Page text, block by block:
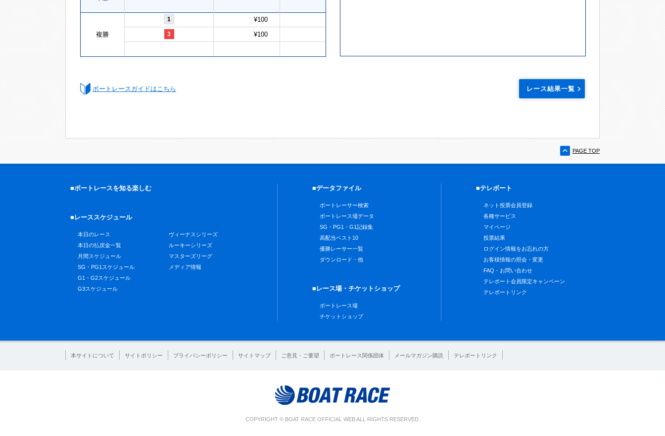
複勝
1 ¥100
3 ¥100
ボートレースガイドはこちら レース結果一覧
PAGE TOP
■ボートレースを知る楽しむ
■レーススケジュール
本日のレース
本日の払戻金一覧
月間スケジュール
SG・PG1スケジュール
G1・G2スケジュール
G3スケジュール
ヴィーナスシリーズ
ルーキーシリーズ
マスターズリーグ
メディア情報
■データファイル
ボートレーサー検索
ボートレース場データ
SG・PG1・G1記録集
高配当ベスト10
優勝レーサー一覧
ダウンロード・他
■レース場・チケットショップ
ボートレース場
チケットショップ
■テレボート
ネット投票会員登録
各種サービス
マイページ
投票結果
ログイン情報をお忘れの方
お客様情報の照会・変更
FAQ・お問い合わせ
テレボート会員限定キャンペーン
テレボートリンク
本サイトについて サイトポリシー プライバシーポリシー サイトマップ ご意見・ご要望 ボートレース関係団体 メールマガジン購読 テレボートリンク
COPYRIGHT © BOAT RACE OFFICIAL WEB ALL RIGHTS RESERVED.